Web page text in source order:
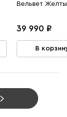
Вельвет
39 990